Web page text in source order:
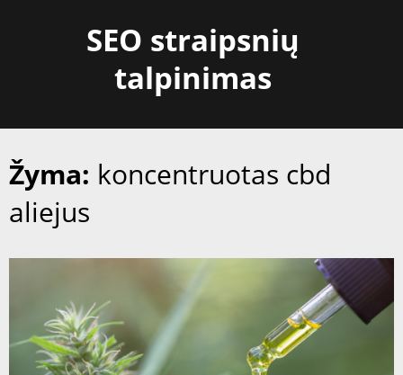
SEO straipsnių
talpinimas
Žyma: koncentruotas cbd
aliejus